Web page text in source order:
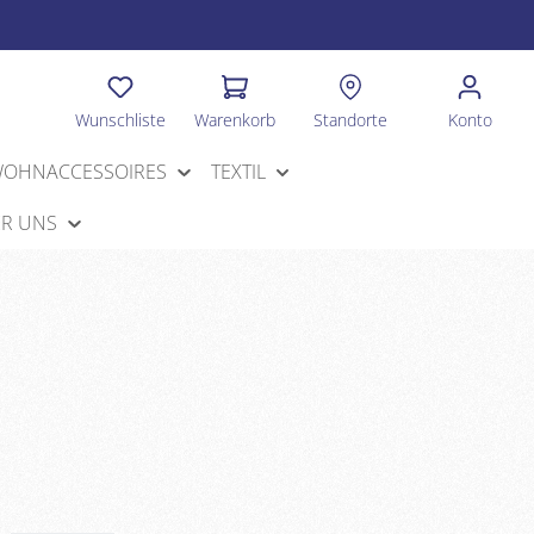
Wunschliste Warenkorb Standorte Konto
TEXTIL
UNS